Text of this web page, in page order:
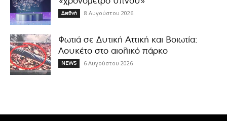
Διεθνή 8 Αυγούστου 2026
Φωτιά σε Δυτική Αττική και Βοιωτία:
Λουκέτο στο αιολικό πάρκο
NEWS 6 Αυγούστου 2026